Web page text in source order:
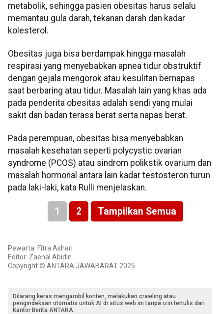
metabolik, sehingga pasien obesitas harus selalu
memantau gula darah, tekanan darah dan kadar
kolesterol.
Obesitas juga bisa berdampak hingga masalah
respirasi yang menyebabkan apnea tidur obstruktif
dengan gejala mengorok atau kesulitan bernapas
saat berbaring atau tidur. Masalah lain yang khas ada
pada penderita obesitas adalah sendi yang mulai
sakit dan badan terasa berat serta napas berat.
Pada perempuan, obesitas bisa menyebabkan
masalah kesehatan seperti polycystic ovarian
syndrome (PCOS) atau sindrom polikstik ovarium dan
masalah hormonal antara lain kadar testosteron turun
pada laki-laki, kata Rulli menjelaskan.
1 2 Tampilkan Semua
Pewarta: Fitra Ashari
Editor: Zaenal Abidin
Copyright © ANTARA JAWABARAT 2025
Dilarang keras mengambil konten, melakukan crawling atau
pengindeksan otomatis untuk AI di situs web ini tanpa izin tertulis dari
Kantor Berita ANTARA.